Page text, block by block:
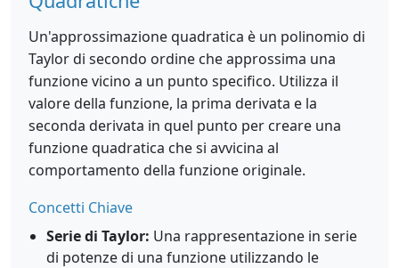
Un'approssimazione quadratica è un polinomio di
Taylor di secondo ordine che approssima una
funzione vicino a un punto specifico. Utilizza il
valore della funzione, la prima derivata e la
seconda derivata in quel punto per creare una
funzione quadratica che si avvicina al
comportamento della funzione originale.
Concetti Chiave
Serie di Taylor: Una rappresentazione in serie
di potenze di una funzione utilizzando le